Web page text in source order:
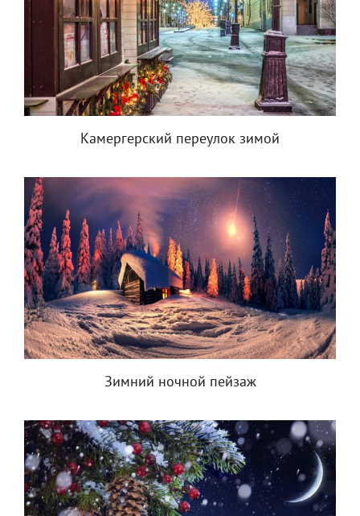
Камергерский переулок зимой
Зимний ночной пейзаж